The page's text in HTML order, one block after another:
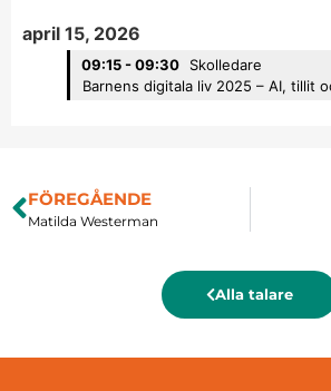
april 15, 2026
09:15 - 09:30
Skolledare
Barnens digitala liv 2025 – AI, tillit
FÖREGÅENDE
Matilda Westerman
Alla talare